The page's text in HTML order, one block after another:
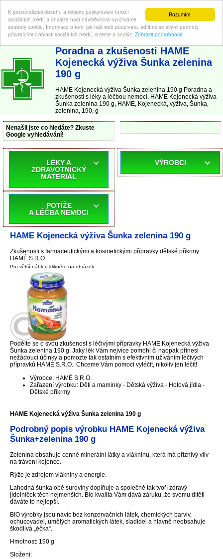
Rozumím!
K personalizaci obsahu a reklam, poskytování funkcí
sociálních médií a analýze naší návštěvnosti využíváme
soubory cookie. Informace o tom, jak náš web používáte, sdílíme se svými partnery
působícími v oblasti sociálních médií, inzerce a analýz. Zobrazit podrobnosti
ABC-LEKARNA.cz | Poradna a zkušenosti s léky a léčbou nemocí
Poradna a zkušenosti HAME
Kojenecká výživa Šunka zelenina
190 g
HAME Kojenecká výživa Šunka zelenina 190 g Poradna a
zkušenosti s léky a léčbou nemocí, HAME Kojenecká výživa
Šunka zelenina 190 g, HAME, Kojenecká, výživa, Šunka,
zelenina, 190, g
Nenašli jste co hledáte? Zkuste
Google vyhledávání!
LÉKY A
ZDRAVOTNICKÝ
MATERIÁL
POTÍŽE
A LÉČBA NEMOCI
VÝROBCI
HAME Kojenecká výživa Šunka zelenina 190 g
Zkušenosti s farmaceutickými a kosmetickými přípravky dětské příkrmy
HAMÉ S.R.O.
Pro větší náhled klikněte na obrázek
Podělte se o svou zkušenost s léčivými přípravky HAME Kojenecká výživa
Šunka zelenina 190 g. Jaký lék Vám nejvíce pomohl či naopak přinesl
nežádoucí účinky a pomozte tak ostatním s efektivním užíváním léčivých
přípravků HAMÉ S.R.O.. Chceme Vám pomoci vyléčit, nikoliv jen léčit!
Výrobce: HAMÉ S.R.O.
Zařazení výrobku: Děti a maminky - Dětská výživa - Hotová jídla -
Dětské příkrmy
HAME Kojenecká výživa Šunka zelenina 190 g
Podrobný popis výrobku HAME Kojenecká výživa
Šunka+zelenina 190 g
Zelenina obsahuje cenné minerální látky a vlákninu, která má příznivý vliv
na trávení kojence.
Rýže je zdrojem vlákniny a energie.
Lahodná šunka obě suroviny doplňuje a společně tak tvoří zdravý
jídelníček těch nejmenších. Bio kvalita Vám dává záruku, že svému dítěti
dáváte to nejlepší.
BIO výrobky jsou navíc bez konzervačních látek, chemických barviv,
ochucovadel, umělých aromatických látek, sladidel a hlavně neobsahuje
škodlivá „éčka“.
Hmotnost: 190 g
Složení: